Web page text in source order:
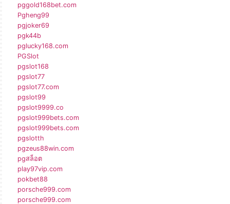
pggold168bet.com
Pgheng99
pgjoker69
pgk44b
pglucky168.com
PGSlot
pgslot168
pgslot77
pgslot77.com
pgslot99
pgslot9999.co
pgslot999bets.com
pgslot999bets.com
pgslotth
pgzeus88win.com
pgสล็อต
play97vip.com
pokbet88
porsche999.com
porsche999.com